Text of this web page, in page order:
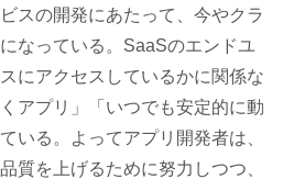
スの開発にあたって、今やクラ
なっている。SaaSのエンドユ
にアクセスしているかに関係な
アプリ」「いつでも安定的に動
いる。よってアプリ開発者は、
質を上げるために努力しつつ、